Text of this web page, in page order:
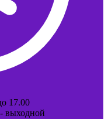
17.00
выходной